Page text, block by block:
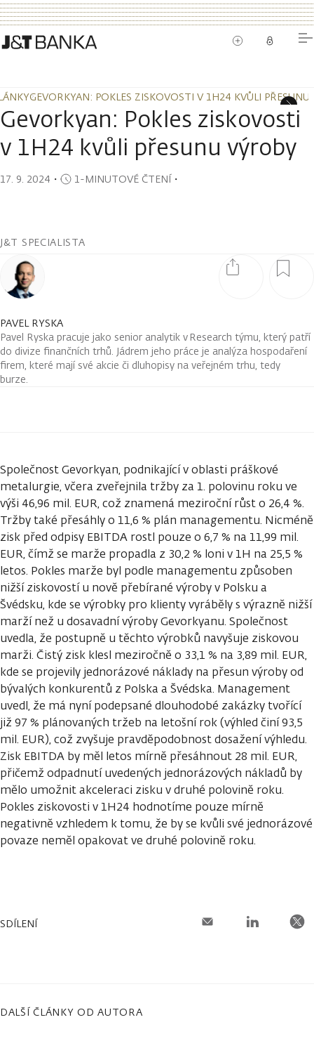
GEVORKYAN: POKLES ZISKOVOSTI V 1H24 KVŮLI PŘESUNU
GEVORKYAN: POKLES ZISKOVOSTI V 1H24 KVŮLI PŘESUNU
Gevorkyan: Pokles ziskovosti
v 1H24 kvůli přesunu výroby
17. 9. 2024 ・ 1-MINUTOVÉ ČTENÍ・
J&T SPECIALISTA
PAVEL RYSKA
Pavel Ryska pracuje jako senior analytik v Research týmu, který patří
do divize finančních trhů. Jádrem jeho práce je analýza hospodaření
firem, které mají své akcie či dluhopisy na veřejném trhu, tedy
burze.
Společnost Gevorkyan, podnikající v oblasti práškové
metalurgie, včera zveřejnila tržby za 1. polovinu roku ve
výši 46,96 mil. EUR, což znamená meziroční růst o 26,4 %.
Tržby také přesáhly o 11,6 % plán managementu. Nicméně
zisk před odpisy EBITDA rostl pouze o 6,7 % na 11,99 mil.
EUR, čímž se marže propadla z 30,2 % loni v 1H na 25,5 %
letos. Pokles marže byl podle managementu způsoben
nižší ziskovostí u nově přebírané výroby v Polsku a
Švédsku, kde se výrobky pro klienty vyráběly s výrazně nižší
marží než u dosavadní výroby Gevorkyanu. Společnost
uvedla, že postupně u těchto výrobků navyšuje ziskovou
marži. Čistý zisk klesl meziročně o 33,1 % na 3,89 mil. EUR,
kde se projevily jednorázové náklady na přesun výroby od
bývalých konkurentů z Polska a Švédska. Management
uvedl, že má nyní podepsané dlouhodobé zakázky tvořící
již 97 % plánovaných tržeb na letošní rok (výhled činí 93,5
mil. EUR), což zvyšuje pravděpodobnost dosažení výhledu.
Zisk EBITDA by měl letos mírně přesáhnout 28 mil. EUR,
přičemž odpadnutí uvedených jednorázových nákladů by
mělo umožnit akceleraci zisku v druhé polovině roku.
Pokles ziskovosti v 1H24 hodnotíme pouze mírně
negativně vzhledem k tomu, že by se kvůli své jednorázové
povaze neměl opakovat ve druhé polovině roku.
SDÍLENÍ
DALŠÍ ČLÁNKY OD AUTORA